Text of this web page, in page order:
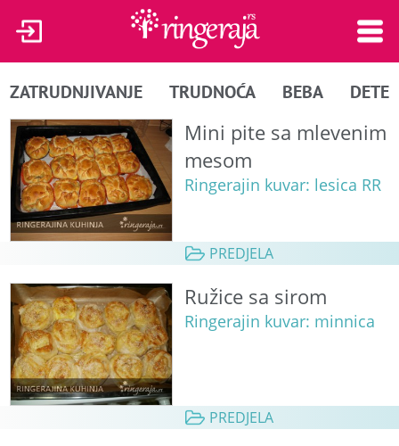
ZATRUDNJIVANJE TRUDNOĆA BEBA DETE
Mini pite sa mlevenim
mesom
Ringerajin kuvar: lesica RR
PREDJELA
Ružice sa sirom
Ringerajin kuvar: minnica
PREDJELA